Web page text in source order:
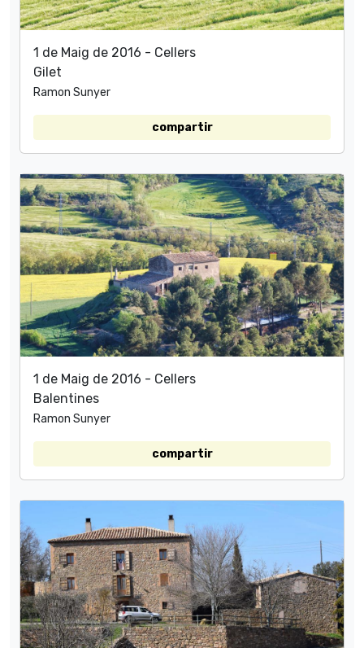
1 de Maig de 2016 - Cellers
Gilet
Ramon Sunyer
compartir
1 de Maig de 2016 - Cellers
Balentines
Ramon Sunyer
compartir